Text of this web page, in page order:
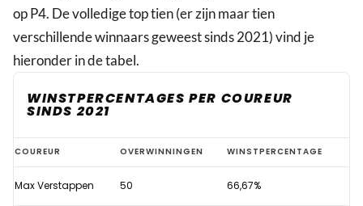
op P4. De volledige top tien (er zijn maar tien
verschillende winnaars geweest sinds 2021) vind je
hieronder in de tabel.
WINSTPERCENTAGES PER COUREUR
SINDS 2021
Dominantie
Verstappen
goed
COUREUR OVERWINNINGEN WINSTPERCENTAGE
Max Verstappen 50 66,67%